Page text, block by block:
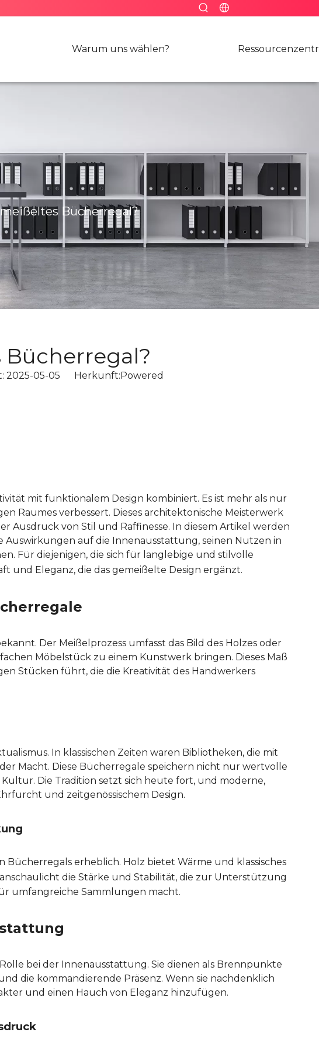
Warum uns wählen?
Bücherregal?
2025-05-05 Herkunft:Powered
mit funktionalem Design kombiniert. Es ist mehr als nur
Raumes verbessert. Dieses architektonische Meisterwerk
Ausdruck von Stil und Raffinesse. In diesem Artikel werden
auf die Innenausstattung, seinen Nutzen in
Für diejenigen, die sich für langlebige und stilvolle
und Eleganz, die das gemeißelte Design ergänzt.
Der Meißelprozess umfasst das Bild des Holzes oder
Möbelstück zu einem Kunstwerk bringen. Dieses Maß
Stücken führt, die die Kreativität des Handwerkers
In klassischen Zeiten waren Bibliotheken, die mit
Macht. Diese Bücherregale speichern nicht nur wertvolle
Die Tradition setzt sich heute fort, und moderne,
und zeitgenössischem Design.
Bücherregals erheblich. Holz bietet Wärme und klassisches
die Stärke und Stabilität, die zur Unterstützung
umfangreiche Sammlungen macht.
bei der Innenausstattung. Sie dienen als Brennpunkte
die kommandierende Präsenz. Wenn sie nachdenklich
und einen Hauch von Eleganz hinzufügen.